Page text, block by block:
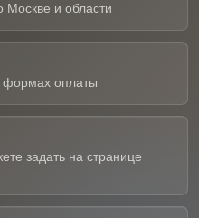
Москве и области
формах оплаты
задать на странице